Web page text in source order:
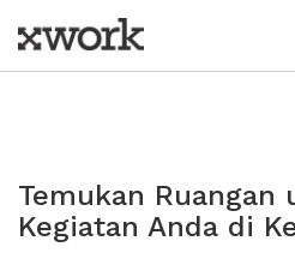
Temukan Ruangan
Kegiatan Anda di